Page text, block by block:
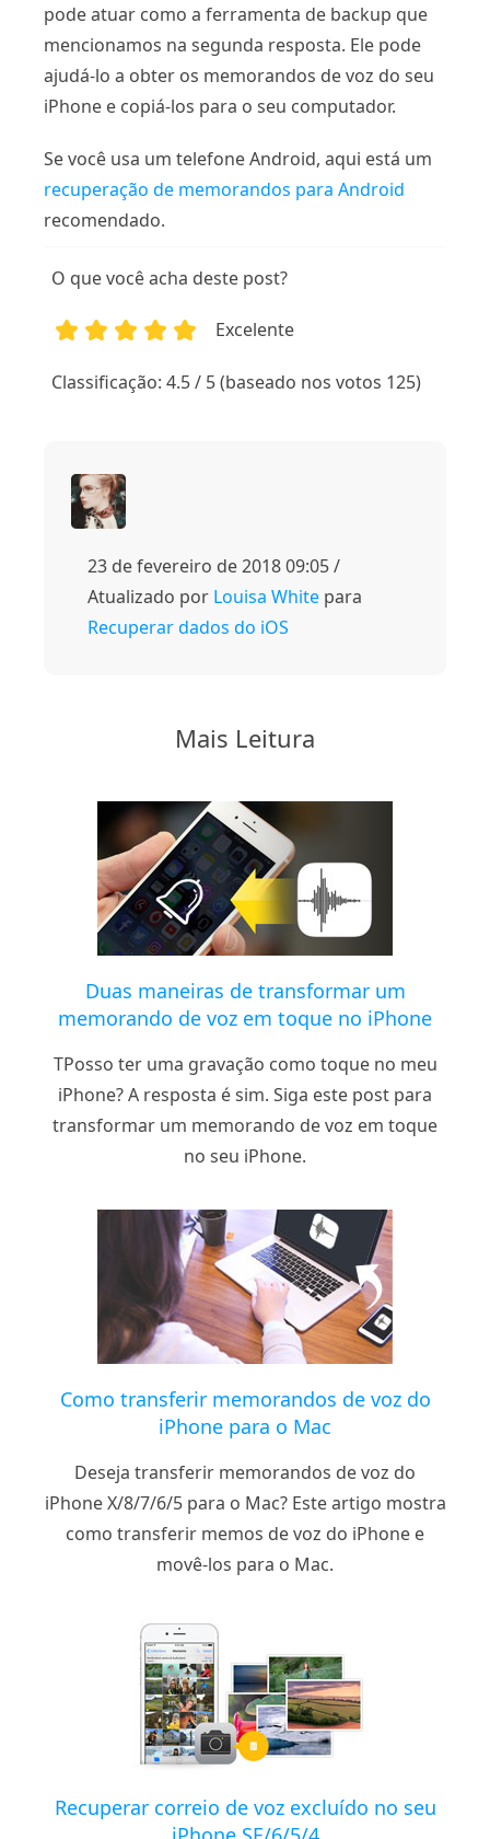
pode atuar como a ferramenta de backup que
mencionamos na segunda resposta. Ele pode
ajudá-lo a obter os memorandos de voz do seu
iPhone e copiá-los para o seu computador.
Se você usa um telefone Android, aqui está um
recuperação de memorandos para Android
recomendado.
O que você acha deste post?
Excelente
Classificação: 4.5 / 5 (baseado nos votos 125)
23 de fevereiro de 2018 09:05 /
Atualizado por Louisa White para
Recuperar dados do iOS
Mais Leitura
Duas maneiras de transformar um
memorando de voz em toque no iPhone
TPosso ter uma gravação como toque no meu
iPhone? A resposta é sim. Siga este post para
transformar um memorando de voz em toque
no seu iPhone.
Como transferir memorandos de voz do
iPhone para o Mac
Deseja transferir memorandos de voz do
iPhone X/8/7/6/5 para o Mac? Este artigo mostra
como transferir memos de voz do iPhone e
movê-los para o Mac.
Recuperar correio de voz excluído no seu